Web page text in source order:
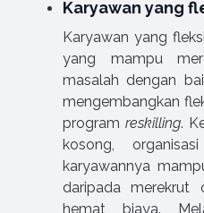
Karyawan yang
Karyawan yang
yang mampu
masalah dengan
mengembangkan
program reskilling.
kosong,
karyawannya
daripada merekrut
hemat biaya.